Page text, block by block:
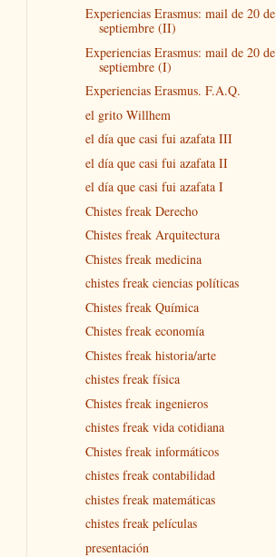
Experiencias Erasmus: mail de 20 de
septiembre (II)
Experiencias Erasmus: mail de 20 de
septiembre (I)
Experiencias Erasmus. F.A.Q.
el grito Willhem
el día que casi fui azafata III
el día que casi fui azafata II
el día que casi fui azafata I
Chistes freak Derecho
Chistes freak Arquitectura
Chistes freak medicina
chistes freak ciencias políticas
Chistes freak Química
Chistes freak economía
Chistes freak historia/arte
chistes freak física
Chistes freak ingenieros
chistes freak vida cotidiana
Chistes freak informáticos
chistes freak contabilidad
chistes freak matemáticas
chistes freak películas
presentación